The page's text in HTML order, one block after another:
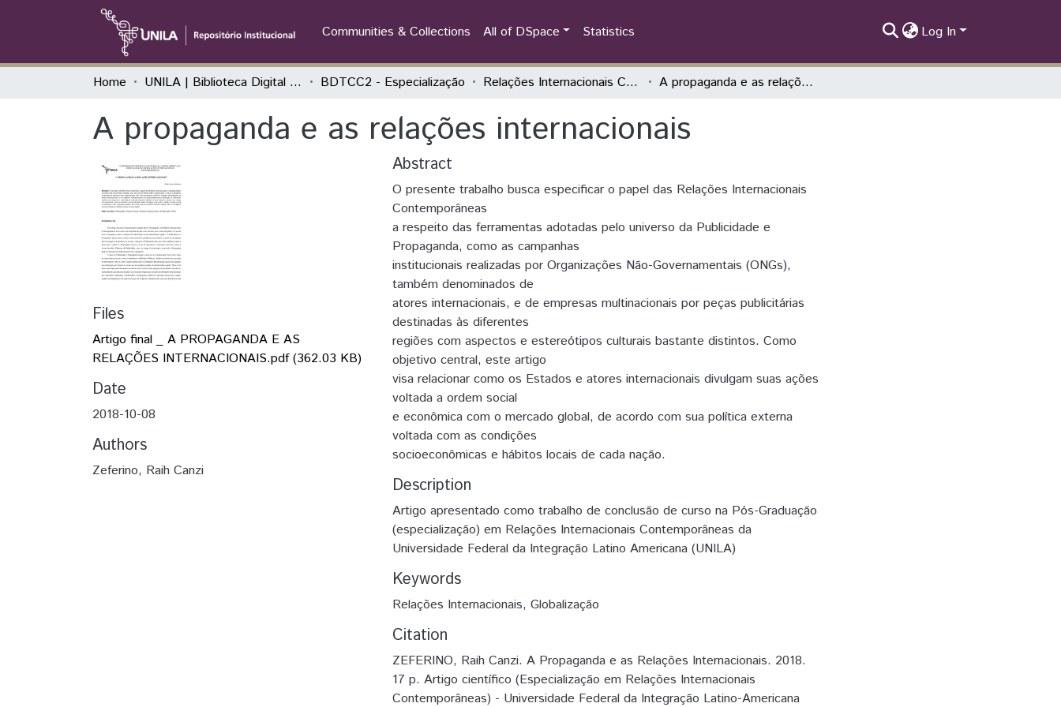
Communities & Collections All of DSpace Statistics Log In
Home UNILA | Biblioteca Digital de Trabalhos de Conclusão de Curso BDTCC2 - Especialização Relações Internacionais Contemporâneas A propaganda e as relações internacionais
A propaganda e as relações internacionais
Files
Artigo final _ A PROPAGANDA E AS
RELAÇÕES INTERNACIONAIS.pdf(362.03 KB)
Date
2018-10-08
Authors
Zeferino, Raih Canzi
Abstract
O presente trabalho busca especificar o papel das Relações Internacionais
Contemporâneas
a respeito das ferramentas adotadas pelo universo da Publicidade e
Propaganda, como as campanhas
institucionais realizadas por Organizações Não-Governamentais (ONGs),
também denominados de
atores internacionais, e de empresas multinacionais por peças publicitárias
destinadas às diferentes
regiões com aspectos e estereótipos culturais bastante distintos. Como
objetivo central, este artigo
visa relacionar como os Estados e atores internacionais divulgam suas ações
voltada a ordem social
e econômica com o mercado global, de acordo com sua política externa
voltada com as condições
socioeconômicas e hábitos locais de cada nação.
Description
Artigo apresentado como trabalho de conclusão de curso na Pós-Graduação
(especialização) em Relações Internacionais Contemporâneas da
Universidade Federal da Integração Latino Americana (UNILA)
Keywords
Relações Internacionais, Globalização
Citation
ZEFERINO, Raih Canzi. A Propaganda e as Relações Internacionais. 2018.
17 p. Artigo científico (Especialização em Relações Internacionais
Contemporâneas) - Universidade Federal da Integração Latino-Americana